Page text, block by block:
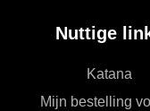
Nuttige
Katana
Mijn bestelling